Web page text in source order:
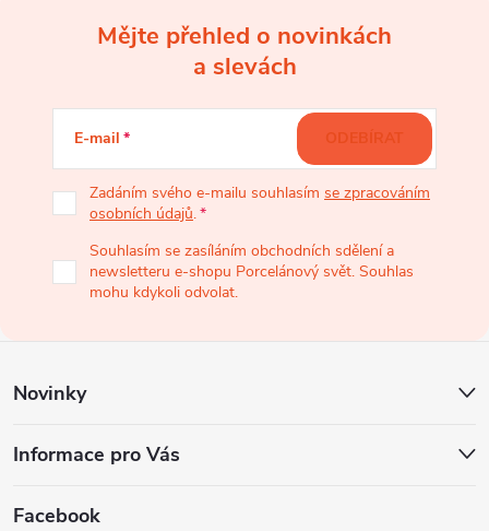
í
Mějte přehled o novinkách
a slevách
E-mail
Zadáním svého e-mailu souhlasím se zpracováním
osobních údajů.
Souhlasím se zasíláním obchodních sdělení a
newsletteru e-shopu Porcelánový svět. Souhlas
mohu kdykoli odvolat.
ODEBÍRAT
Novinky
Informace pro Vás
Facebook